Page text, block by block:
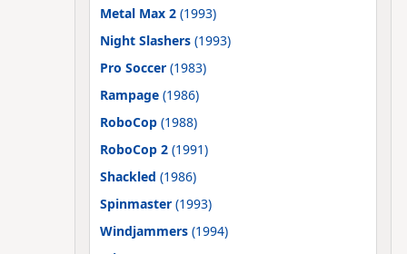
Metal Max 2(1993)
Night Slashers(1993)
Pro Soccer(1983)
Rampage(1986)
RoboCop(1988)
RoboCop 2(1991)
Shackled (1986)
Spinmaster(1993)
Windjammers(1994)